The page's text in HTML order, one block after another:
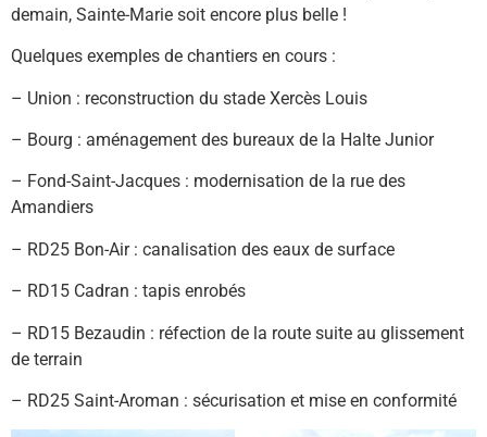
demain, Sainte-Marie soit encore plus belle !
Quelques exemples de chantiers en cours :
– Union : reconstruction du stade Xercès Louis
– Bourg : aménagement des bureaux de la Halte Junior
– Fond-Saint-Jacques : modernisation de la rue des
Amandiers
– RD25 Bon-Air : canalisation des eaux de surface
– RD15 Cadran : tapis enrobés
– RD15 Bezaudin : réfection de la route suite au glissement
de terrain
– RD25 Saint-Aroman : sécurisation et mise en conformité